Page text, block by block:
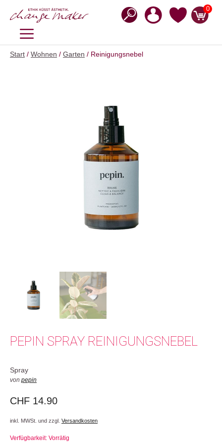
Inhalt
0
MENÜ
Start / Wohnen / Garten / Reinigungsnebel
PEPIN SPRAY REINIGUNGSNEBEL
Spray
von pepin
CHF 14.90
inkl. MWSt. und zzgl. Versandkosten
Verfügbarkeit: Vorrätig